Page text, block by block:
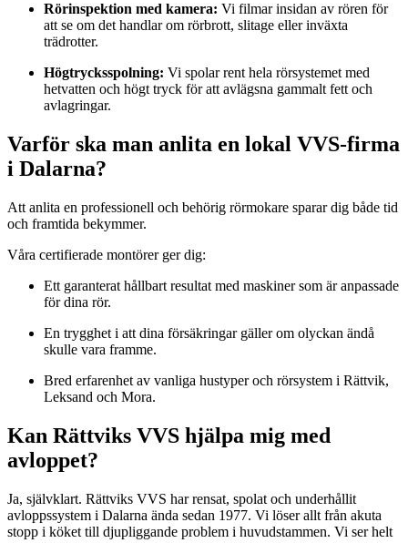
Rörinspektion med kamera: Vi filmar insidan av rören för
att se om det handlar om rörbrott, slitage eller inväxta
trädrotter.
Högtrycksspolning: Vi spolar rent hela rörsystemet med
hetvatten och högt tryck för att avlägsna gammalt fett och
avlagringar.
Varför ska man anlita en lokal VVS-firma
i Dalarna?
Att anlita en professionell och behörig rörmokare sparar dig både tid
och framtida bekymmer.
Våra certifierade montörer ger dig:
Ett garanterat hållbart resultat med maskiner som är anpassade
för dina rör.
En trygghet i att dina försäkringar gäller om olyckan ändå
skulle vara framme.
Bred erfarenhet av vanliga hustyper och rörsystem i Rättvik,
Leksand och Mora.
Kan Rättviks VVS hjälpa mig med
avloppet?
Ja, självklart. Rättviks VVS har rensat, spolat och underhållit
avloppssystem i Dalarna ända sedan 1977. Vi löser allt från akuta
stopp i köket till djupliggande problem i huvudstammen. Vi ser helt